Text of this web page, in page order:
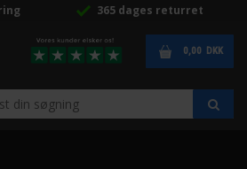
365 dages returret
0,00 DKK